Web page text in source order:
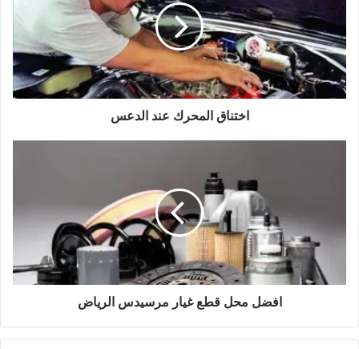
اختناق المحرك عند الدعس
الرياض
افضل محل قطع غيار مرسيدس الرياض